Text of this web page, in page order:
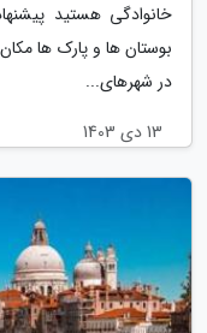
خانوادگی هستید
بوستان ها و پارک ها
در شهرهای...
13 دی 1403